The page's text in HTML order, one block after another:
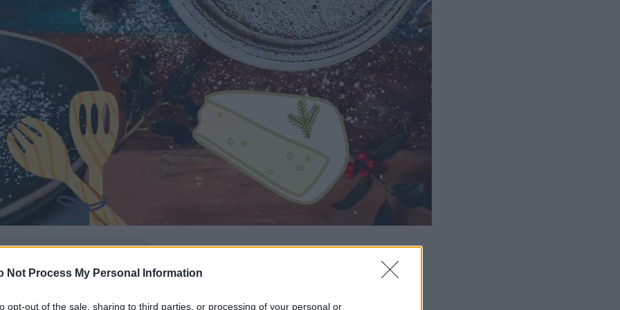
Not Process My Personal Information
opt-out of the sale, sharing to third parties, or processing of your personal or
πιο συχνά